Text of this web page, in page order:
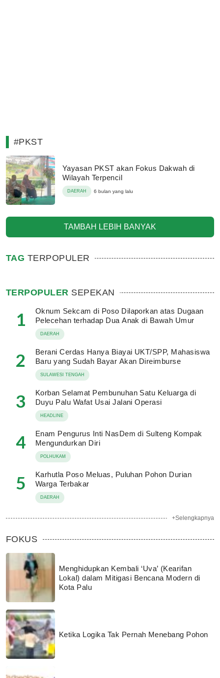
#PKST
Yayasan PKST akan Fokus Dakwah di
Wilayah Terpencil
DAERAH 6 bulan yang lalu
TAMBAH LEBIH BANYAK
TAG TERPOPULER
TERPOPULER SEPEKAN
1
Oknum Sekcam di Poso Dilaporkan atas Dugaan
Pelecehan terhadap Dua Anak di Bawah Umur
DAERAH
2
Berani Cerdas Hanya Biayai UKT/SPP, Mahasiswa
Baru yang Sudah Bayar Akan Direimburse
SULAWESI TENGAH
3
Korban Selamat Pembunuhan Satu Keluarga di
Duyu Palu Wafat Usai Jalani Operasi
HEADLINE
4
Enam Pengurus Inti NasDem di Sulteng Kompak
Mengundurkan Diri
POLHUKAM
5
Karhutla Poso Meluas, Puluhan Pohon Durian
Warga Terbakar
DAERAH
+Selengkapnya
FOKUS
Menghidupkan Kembali ‘Uva’ (Kearifan
Lokal) dalam Mitigasi Bencana Modern di
Kota Palu
Ketika Logika Tak Pernah Menebang Pohon